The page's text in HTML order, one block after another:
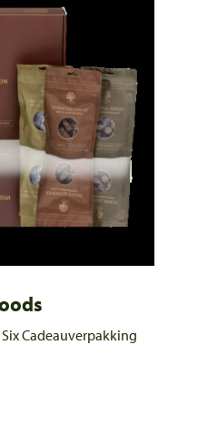
Cadeauverpakking